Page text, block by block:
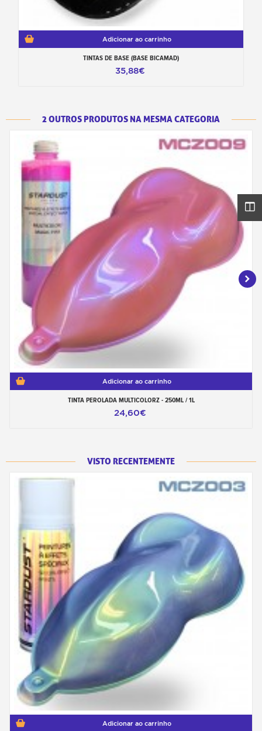
Adicionar ao carrinho
TINTAS DE BASE (BASE BICAMAD)
35,88€
2 OUTROS PRODUTOS NA MESMA CATEGORIA
Adicionar ao carrinho
TINTA PEROLADA MULTICOLORZ - 250ML / 1L
24,60€
VISTO RECENTEMENTE
Adicionar ao carrinho